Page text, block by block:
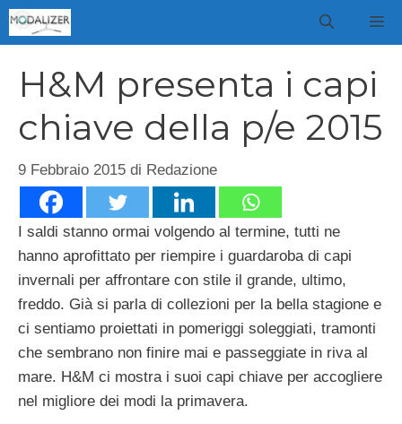
Vai
al
H&M presenta i capi
chiave della p/e 2015
9 Febbraio 2015 di Redazione
I saldi stanno ormai volgendo al termine, tutti ne
hanno aprofittato per riempire i guardaroba di capi
invernali per affrontare con stile il grande, ultimo,
freddo. Già si parla di collezioni per la bella stagione e
ci sentiamo proiettati in pomeriggi soleggiati, tramonti
che sembrano non finire mai e passeggiate in riva al
mare. H&M ci mostra i suoi capi chiave per accogliere
nel migliore dei modi la primavera.